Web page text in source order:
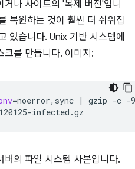
나 사이트의 '복제 버전'입니
복원하는 것이 훨씬 더 쉬워집
있습니다. Unix 기반 시스템에
크를 만듭니다. 이미지:
=noerror,sync | gzip -c -9
버의 파일 시스템 사본입니다.